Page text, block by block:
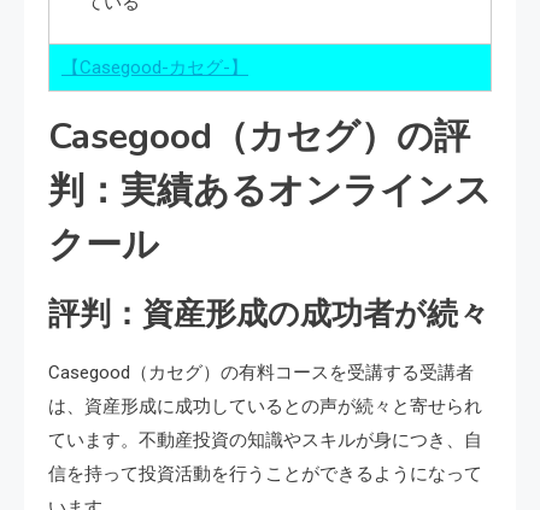
【Casegood-カセグ-】
Casegood（カセグ）の評
判：実績あるオンラインス
クール
評判：資産形成の成功者が続々
Casegood（カセグ）の有料コースを受講する受講者
は、資産形成に成功しているとの声が続々と寄せられ
ています。不動産投資の知識やスキルが身につき、自
信を持って投資活動を行うことができるようになって